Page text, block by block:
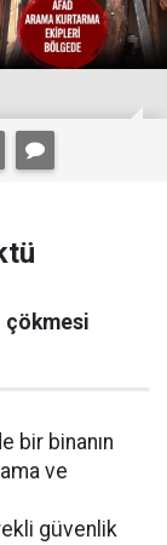
çökmesi
bir binanın
ve
güvenlik